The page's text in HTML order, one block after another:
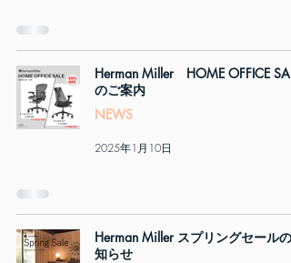
Herman Miller HOME OFFICE
のご案内
NEWS
2025年1月10日
Herman Miller スプリングセールの
知らせ